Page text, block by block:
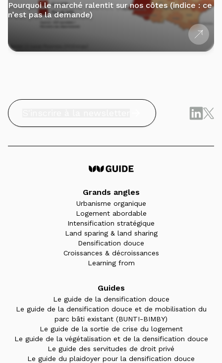
Pourquoi le marché ralentit sur nos côtes (indice : ce
n’est pas la demande)
Grands angles
Urbanisme organique
Logement abordable
Intensification stratégique
Land sparing & land sharing
Densification douce
Croissances & décroissances
Learning from
Guides
Le guide de la densification douce
Le guide de la densification douce et de mobilisation du
parc bâti existant (BUNTI-BIMBY)
Le guide de la sortie de crise du logement
Le guide de la végétalisation et de la densification douce
Le guide des servitudes de droit privé
Le guide du plaidoyer pour la densification douce